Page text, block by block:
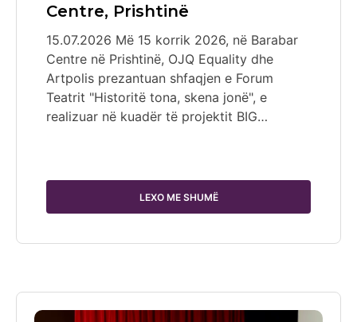
Centre, Prishtinë
15.07.2026 Më 15 korrik 2026, në Barabar
Centre në Prishtinë, OJQ Equality dhe
Artpolis prezantuan shfaqjen e Forum
Teatrit "Historitë tona, skena jonë", e
realizuar në kuadër të projektit BIG…
LEXO ME SHUMË